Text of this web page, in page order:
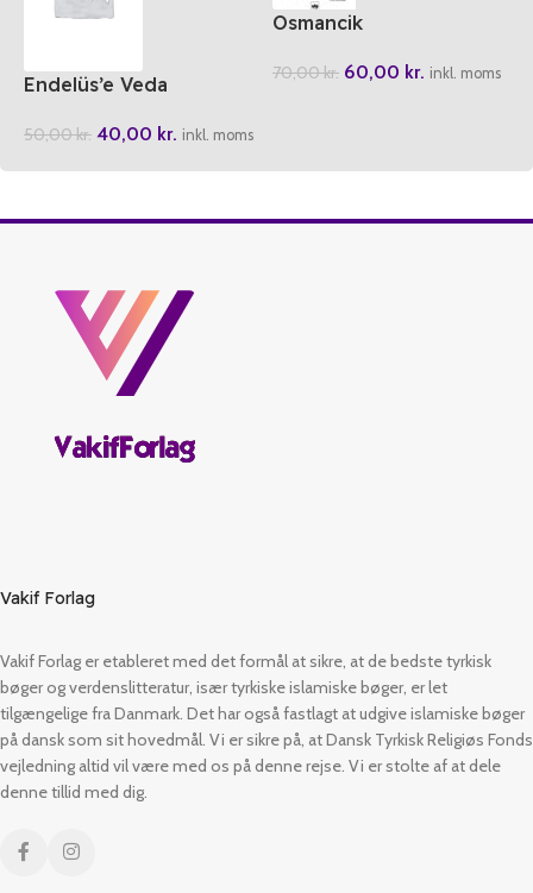
Endelüs’e Veda
50,00kr. 40,00 kr. inkl. moms
Osmancik
70,00kr. 60,00 kr. inkl. moms
Vakif Forlag
Vakif Forlag er etableret med det formål at sikre, at de bedste tyrkisk
bøger og verdenslitteratur, især tyrkiske islamiske bøger, er let
tilgængelige fra Danmark. Det har også fastlagt at udgive islamiske bøger
på dansk som sit hovedmål. Vi er sikre på, at Dansk Tyrkisk Religiøs Fonds
vejledning altid vil være med os på denne rejse. Vi er stolte af at dele
denne tillid med dig.